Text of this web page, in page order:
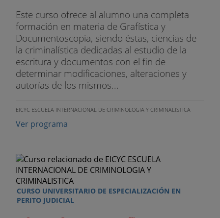
Este curso ofrece al alumno una completa
formación en materia de Grafística y
Documentoscopia, siendo éstas, ciencias de
la criminalística dedicadas al estudio de la
escritura y documentos con el fin de
determinar modificaciones, alteraciones y
autorías de los mismos...
EICYC ESCUELA INTERNACIONAL DE CRIMINOLOGIA Y CRIMINALISTICA
Ver programa
CURSO UNIVERSITARIO DE ESPECIALIZACIÓN EN
PERITO JUDICIAL